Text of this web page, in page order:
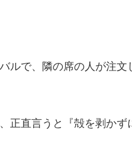
ルで、隣の席の人が注文
正直言うと『殻を剥かず